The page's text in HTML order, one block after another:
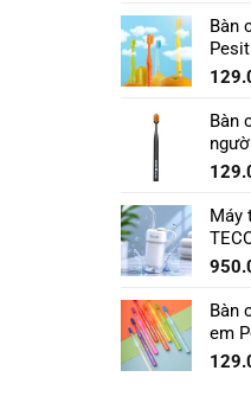
Bàn
Bàn
Pro
Máy
Bàn
em